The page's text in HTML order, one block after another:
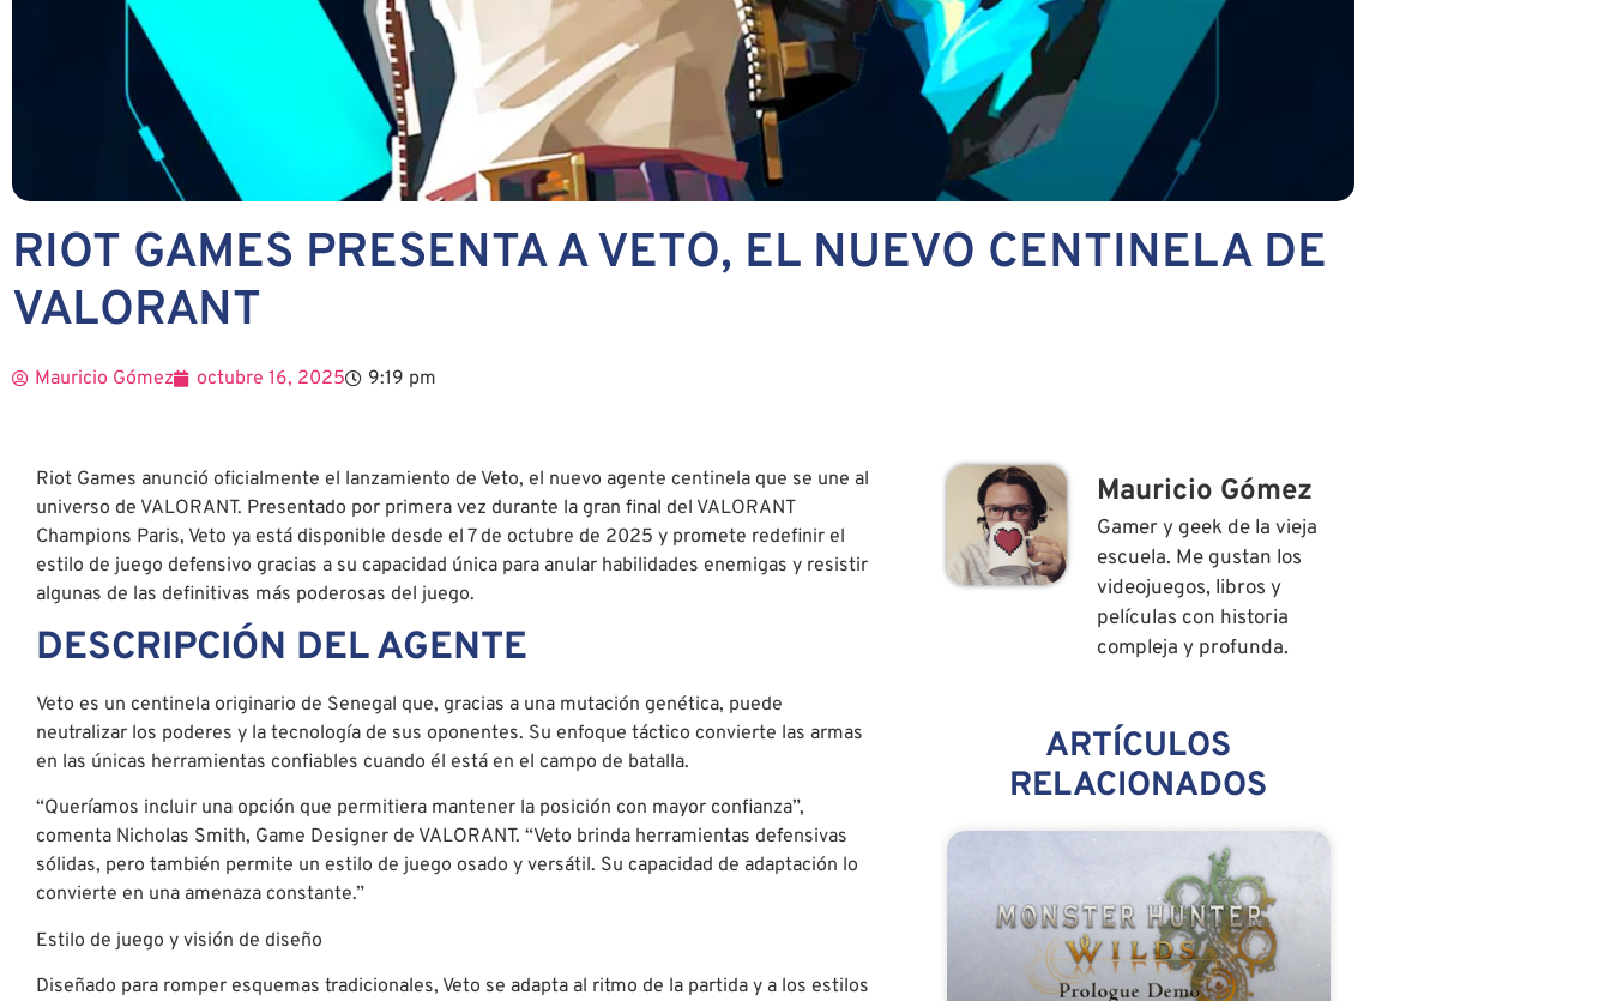
RIOT GAMES PRESENTA A VETO, EL NUEVO CENTINELA DE
VALORANT
Mauricio Gómez octubre 16, 2025 9:19 pm
Riot Games anunció oficialmente el lanzamiento de Veto, el nuevo agente centinela que se une al
universo de VALORANT. Presentado por primera vez durante la gran final del VALORANT
Champions Paris, Veto ya está disponible desde el 7 de octubre de 2025 y promete redefinir el
estilo de juego defensivo gracias a su capacidad única para anular habilidades enemigas y resistir
algunas de las definitivas más poderosas del juego.
DESCRIPCIÓN DEL AGENTE
Veto es un centinela originario de Senegal que, gracias a una mutación genética, puede
neutralizar los poderes y la tecnología de sus oponentes. Su enfoque táctico convierte las armas
en las únicas herramientas confiables cuando él está en el campo de batalla.
“Queríamos incluir una opción que permitiera mantener la posición con mayor confianza”,
comenta Nicholas Smith, Game Designer de VALORANT. “Veto brinda herramientas defensivas
sólidas, pero también permite un estilo de juego osado y versátil. Su capacidad de adaptación lo
convierte en una amenaza constante.”
Estilo de juego y visión de diseño
Diseñado para romper esquemas tradicionales, Veto se adapta al ritmo de la partida y a los estilos
Mauricio Gómez
Gamer y geek de la vieja
escuela. Me gustan los
videojuegos, libros y
películas con historia
compleja y profunda.
ARTÍCULOS
RELACIONADOS